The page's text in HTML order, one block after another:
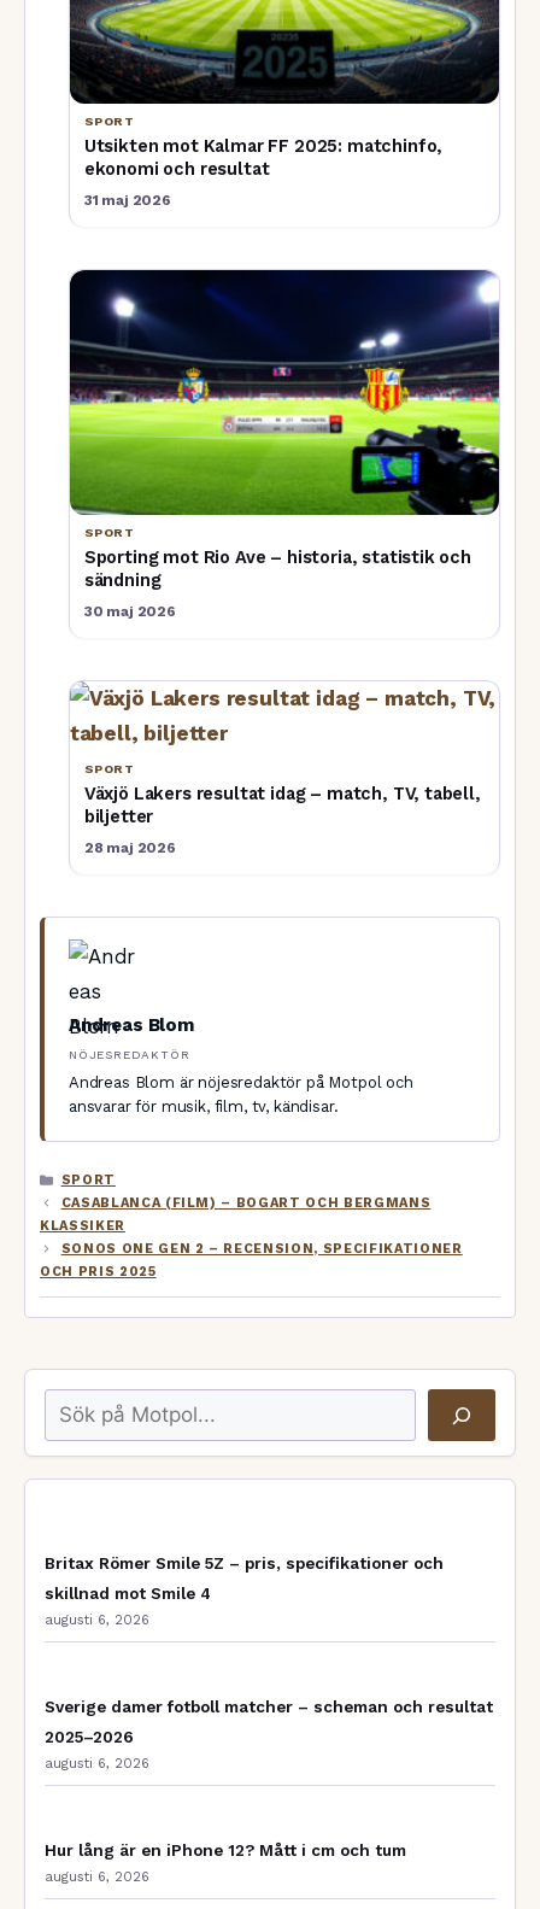
SPORT
Utsikten mot Kalmar FF 2025: matchinfo,
ekonomi och resultat
31 maj 2026
SPORT
Sporting mot Rio Ave – historia, statistik och
sändning
30 maj 2026
SPORT
Växjö Lakers resultat idag – match, TV, tabell,
biljetter
28 maj 2026
Andreas Blom
NÖJESREDAKTÖR
Andreas Blom är nöjesredaktör på Motpol och
ansvarar för musik, film, tv, kändisar.
KATEGORIER
SPORT
CASABLANCA (FILM) – BOGART OCH BERGMANS
KLASSIKER
SONOS ONE GEN 2 – RECENSION, SPECIFIKATIONER
OCH PRIS 2025
Sök
Britax Römer Smile 5Z – pris, specifikationer och
skillnad mot Smile 4
augusti 6, 2026
Sverige damer fotboll matcher – scheman och resultat
2025–2026
augusti 6, 2026
Hur lång är en iPhone 12? Mått i cm och tum
augusti 6, 2026